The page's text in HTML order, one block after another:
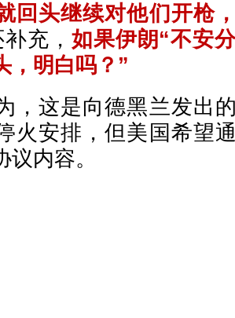
回头继续对他们开枪
充， 如果伊朗“不安
，明白吗？”
，这是向德黑兰发出
火安排，但美国希望
内容。